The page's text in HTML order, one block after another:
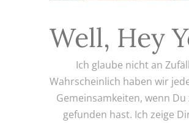
Well, Hey
Ich glaube nicht an
Wahrscheinlich haben wir
Gemeinsamkeiten, wenn
gefunden hast. Ich zeige